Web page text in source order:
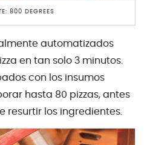
800 DEGREES
automatizados
en tan solo 3 minutos.
con los insumos
hasta 80 pizzas, antes
resurtir los ingredientes.